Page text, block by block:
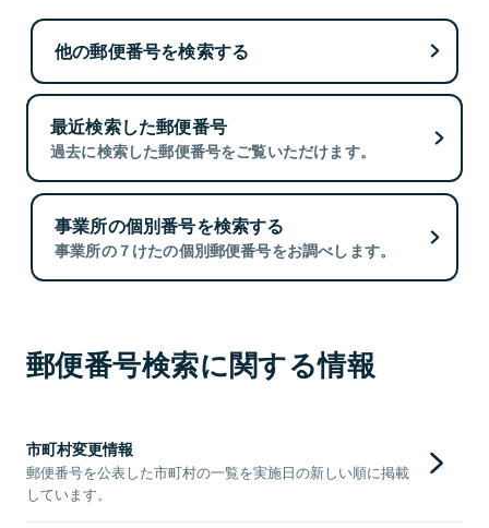
他の郵便番号を検索する
最近検索した郵便番号
過去に検索した郵便番号をご覧いただけます。
事業所の個別番号を検索する
事業所の７けたの個別郵便番号をお調べします。
郵便番号検索に関する情報
市町村変更情報
郵便番号を公表した市町村の一覧を実施日の新しい順に掲載
しています。